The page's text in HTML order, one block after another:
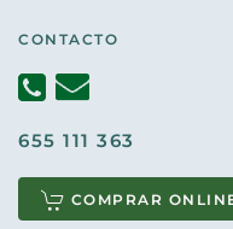
CONTACTO
655 111 363
COMPRAR